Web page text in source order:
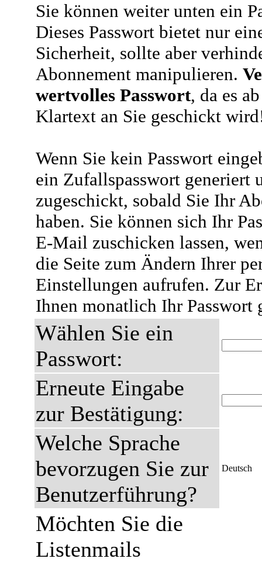
Sie können weiter unten ein
Dieses Passwort bietet nur
Sicherheit, sollte aber
Abonnement manipulieren.
wertvolles Passwort, da es
Klartext an Sie geschickt
Wenn Sie kein Passwort
ein Zufallspasswort generiert
zugeschickt, sobald Sie Ihr
haben. Sie können sich Ihr
E-Mail zuschicken lassen,
die Seite zum Ändern Ihrer
Einstellungen aufrufen. Zur
Ihnen monatlich Ihr Passwort
Wählen Sie ein
Passwort:
Erneute Eingabe
zur Bestätigung:
Welche Sprache
bevorzugen Sie zur
Benutzerführung?
Deutsch
Möchten Sie die
Listenmails